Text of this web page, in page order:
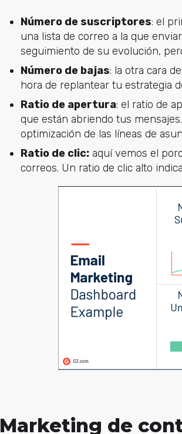
Número de suscriptores: el
una lista de correo a la que
seguimiento de su evolución,
Número de bajas: la otra cara
hora de replantear tu estrategia
Ratio de apertura: el ratio de
que están abriendo tus
optimización de las líneas de
Ratio de clic: aquí vemos el
correos. Un ratio de clic alto
Marketing de